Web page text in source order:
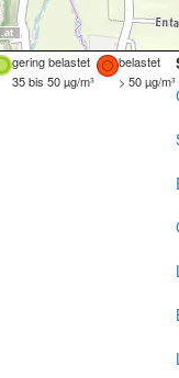
gering belastet
belastet
35 bis 50 µg/m³ > 50 µg/m³